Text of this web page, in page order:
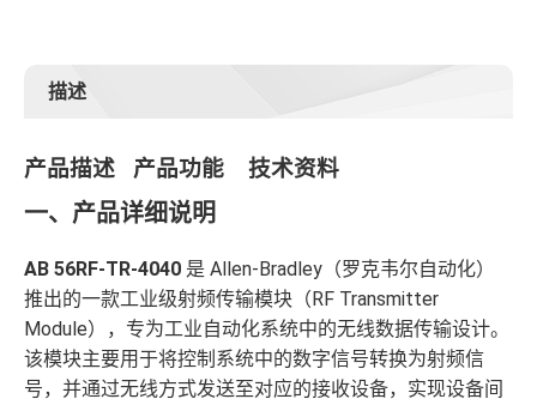
描述
产品描述 产品功能 技术资料
一、产品详细说明
AB 56RF-TR-4040 是 Allen-Bradley（罗克韦尔自动化）
推出的一款工业级射频传输模块（RF Transmitter
Module），专为工业自动化系统中的无线数据传输设计。
该模块主要用于将控制系统中的数字信号转换为射频信
号，并通过无线方式发送至对应的接收设备，实现设备间